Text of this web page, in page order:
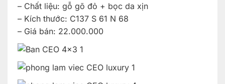
– Chất liệu: gỗ gõ đỏ + bọc da xịn
– Kích thước: C137 S 61 N 68
– Giá bán: 22.000.000